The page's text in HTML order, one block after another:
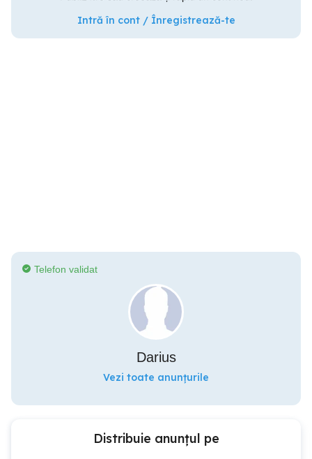
Intră în cont / Înregistrează-te
Telefon validat
Darius
Vezi toate anunțurile
Distribuie anunțul pe